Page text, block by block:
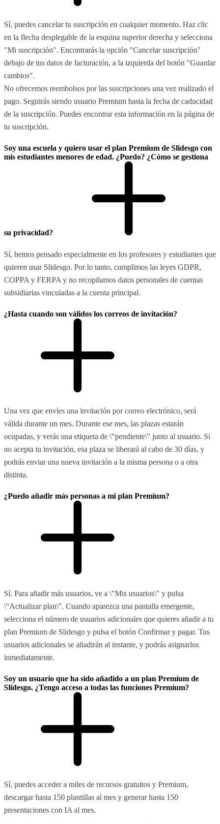
Sí, puedes cancelar tu suscripción en cualquier momento. Haz clic
en la flecha desplegable de la esquina superior derecha y selecciona
"Mi suscripción". Encontrarás la opción "Cancelar suscripción"
debajo de tus datos de facturación, a la izquierda del botón "Guardar
cambios".
No ofrecemos reembolsos por las suscripciones una vez realizado el
pago. Seguirás siendo usuario Premium hasta la fecha de caducidad
de la suscripción. Puedes encontrar esta información en la página de
tu suscripción.
Soy una escuela y quiero usar el plan Premium de Slidesgo con
mis estudiantes menores de edad. ¿Puedo? ¿Cómo se gestiona
su privacidad?
Sí, hemos pensado especialmente en los profesores y estudiantes que
quieren usar Slidesgo. Por lo tanto, cumplimos las leyes GDPR,
COPPA y FERPA y no recopilamos datos personales de cuentas
subsidiarias vinculadas a la cuenta principal.
¿Hasta cuando son válidos los correos de invitación?
Una vez que envíes una invitación por correo electrónico, será
válida durante un mes. Durante ese mes, las plazas estarán
ocupadas, y verás una etiqueta de \"pendiente\" junto al usuario. Si
no acepta tu invitación, esa plaza se liberará al cabo de 30 días, y
podrás enviar una nueva invitación a la misma persona o a otra
distinta.
¿Puedo añadir más personas a mi plan Premium?
Sí. Para añadir más usuarios, ve a \"Mis usuarios\" y pulsa
\"Actualizar plan\". Cuando aparezca una pantalla emergente,
selecciona el número de usuarios adicionales que quieres añadir a tu
plan Premium de Slidesgo y pulsa el botón Confirmar y pagar. Tus
usuarios adicionales se añadirán al instante, y podrás asignarlos
inmediatamente.
Soy un usuario que ha sido añadido a un plan Premium de
Slidesgo. ¿Tengo acceso a todas las funciones Premium?
Sí, puedes acceder a miles de recursos gratuitos y Premium,
descargar hasta 150 plantillas al mes y generar hasta 150
presentaciones con IA al mes.